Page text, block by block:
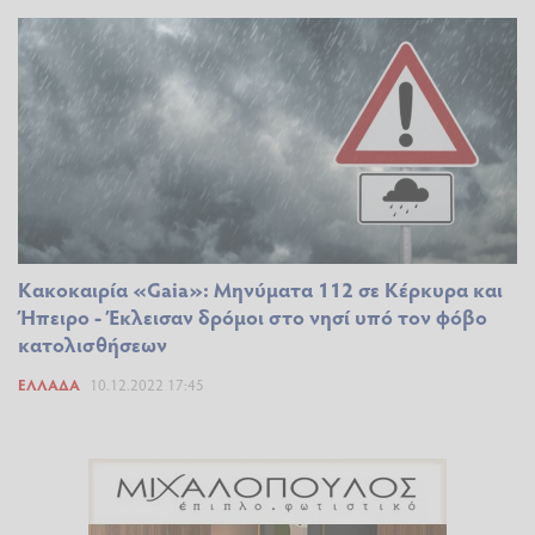
Κακοκαιρία «Gaia»: Μηνύματα 112 σε Κέρκυρα και
Ήπειρο - Έκλεισαν δρόμοι στο νησί υπό τον φόβο
κατολισθήσεων
ΕΛΛΆΔΑ 10.12.2022 17:45